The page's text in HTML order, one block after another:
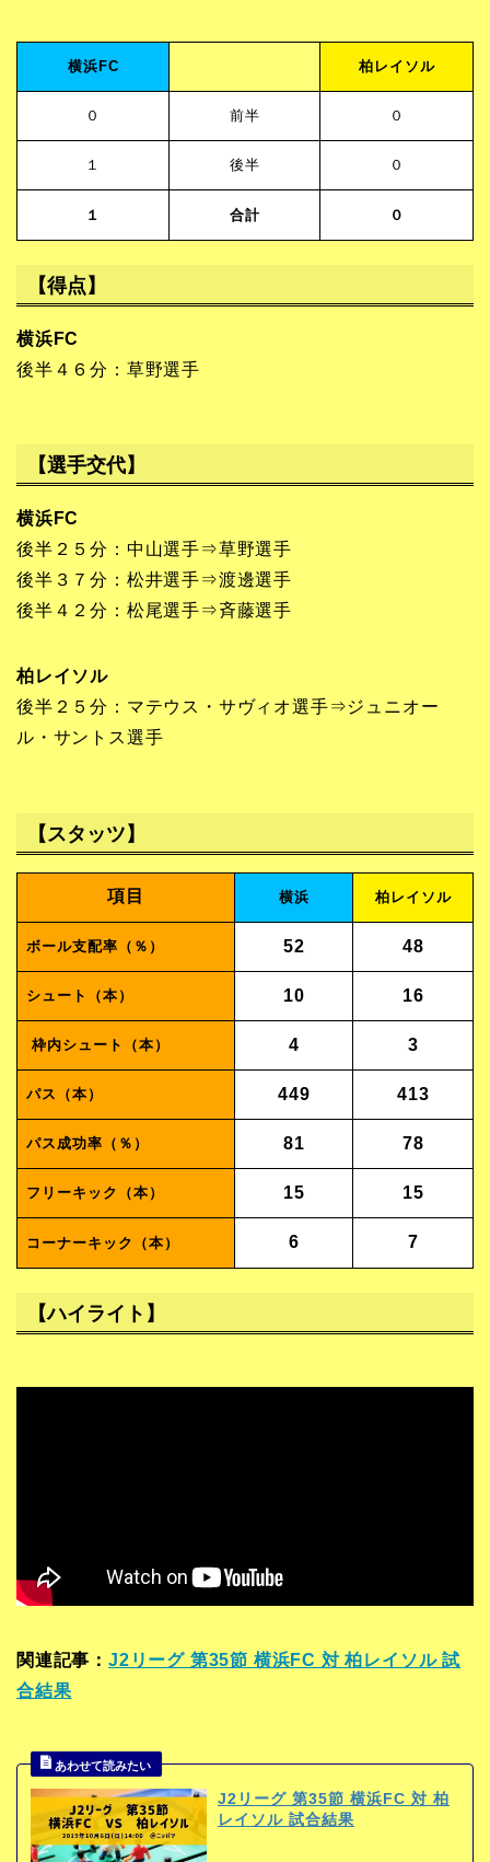
横浜FC 柏レイソル
０ 前半 ０
１ 後半 ０
１ 合計 ０
【得点】
横浜FC
後半４６分：草野選手
【選手交代】
横浜FC
後半２５分：中山選手⇒草野選手
後半３７分：松井選手⇒渡邊選手
後半４２分：松尾選手⇒斉藤選手
柏レイソル
後半２５分：マテウス・サヴィオ選手⇒ジュニオー
ル・サントス選手
【スタッツ】
項目 横浜 柏レイソル
ボール支配率（％） 52 48
シュート（本） 10 16
枠内シュート（本） 4 3
パス（本） 449 413
パス成功率（％） 81 78
フリーキック（本） 15 15
コーナーキック（本） 6 7
【ハイライト】
関連記事： J2リーグ 第35節 横浜FC 対 柏レイソル 試
合結果
J2リーグ 第35節 横浜FC 対 柏
レイソル 試合結果